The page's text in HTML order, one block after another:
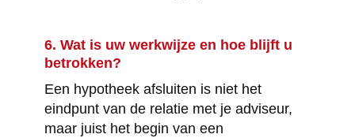
6. Wat is uw werkwijze en hoe blijft u
betrokken?
Een hypotheek afsluiten is niet het
eindpunt van de relatie met je adviseur,
maar juist het begin van een